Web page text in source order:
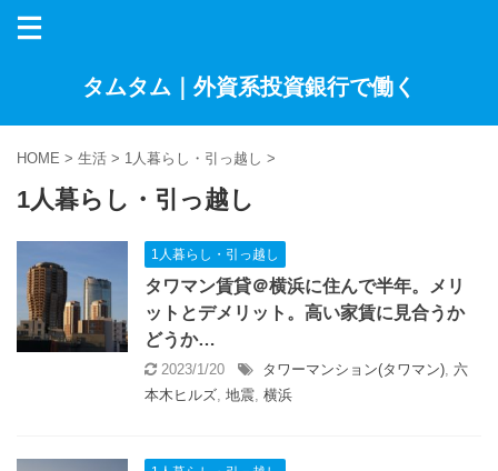
タムタム｜外資系投資銀行で働く
HOME > 生活 > 1人暮らし・引っ越し >
1人暮らし・引っ越し
1人暮らし・引っ越し
タワマン賃貸＠横浜に住んで半年。メリ
ットとデメリット。高い家賃に見合うか
どうか…
2023/1/20 タワーマンション(タワマン), 六
本木ヒルズ, 地震, 横浜